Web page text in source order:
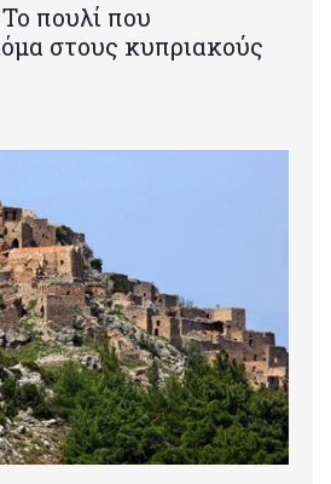
πουλί που
στους κυπριακούς